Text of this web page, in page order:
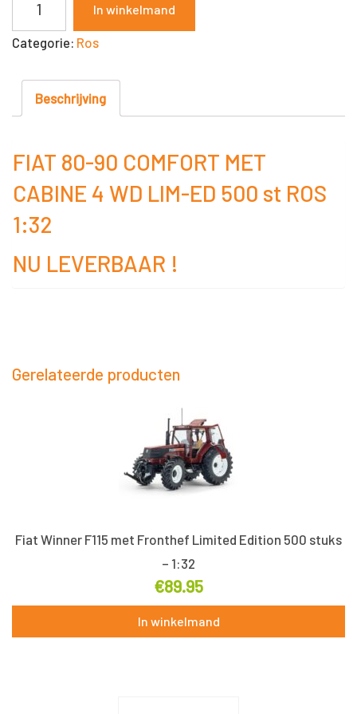
90
CABINE
WD
LIM-
ED
500
st
aantal
In winkelmand
Categorie: Ros
Beschrijving
FIAT 80-90 COMFORT MET
CABINE 4 WD LIM-ED 500 st ROS
1:32
NU LEVERBAAR !
Gerelateerde producten
Fiat Winner F115 met Fronthef Limited Edition 500 stuks
– 1:32
€89.95
In winkelmand